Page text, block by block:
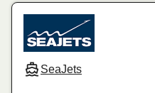
SeaJets